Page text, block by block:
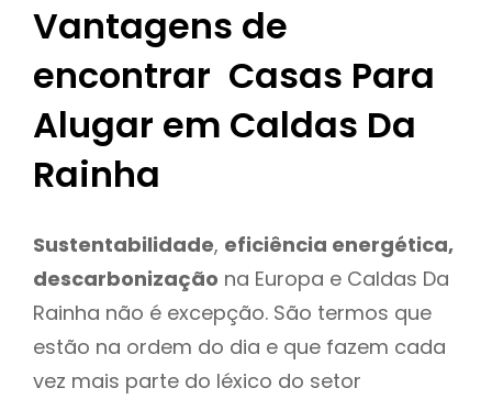
Vantagens de
encontrar Casas Para
Alugar em Caldas Da
Rainha
Sustentabilidade, eficiência energética,
descarbonização na Europa e Caldas Da
Rainha não é excepção. São termos que
estão na ordem do dia e que fazem cada
vez mais parte do léxico do setor